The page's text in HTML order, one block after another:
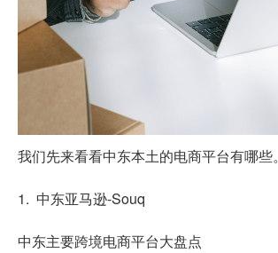
我们先来看看中东本土的电商平台有哪些。
1. 中东亚马逊-Souq
中东主要跨境电商平台大盘点